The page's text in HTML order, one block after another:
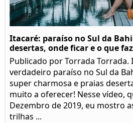
Itacaré: paraíso no Sul da
desertas, onde ficar e o que
Publicado por Torrada Torrada.
verdadeiro paraíso no Sul da
super charmosa e praias
muito a oferecer! Nesse vídeo,
Dezembro de 2019, eu mostro
trilhas ...